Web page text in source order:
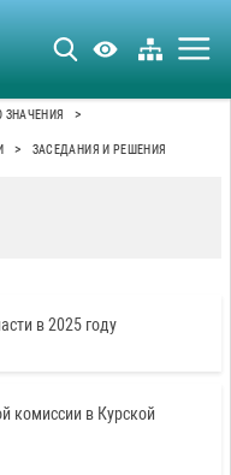
ЗНАЧЕНИЯ >
> ЗАСЕДАНИЯ И РЕШЕНИЯ
в 2025 году
комиссии в Курской